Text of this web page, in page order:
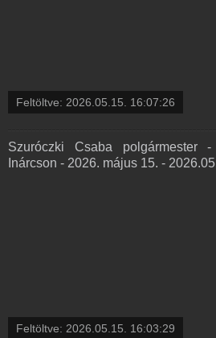
Feltöltve: 2026.05.15. 16:07:26
Szuróczki Csaba polgármester
Inárcson - 2026. május 15. -
Feltöltve: 2026.05.15. 16:03:29